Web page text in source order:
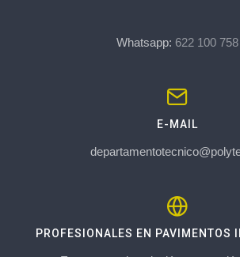
Whatsapp: 622 100 758
E-MAIL
PROFESIONALES EN PAVIMENTOS